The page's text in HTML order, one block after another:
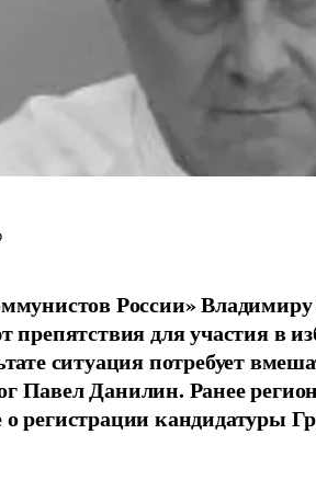
России»
препятствия для участия в
ситуация потребует
Павел Данилин. Ранее
регистрации кандидатуры